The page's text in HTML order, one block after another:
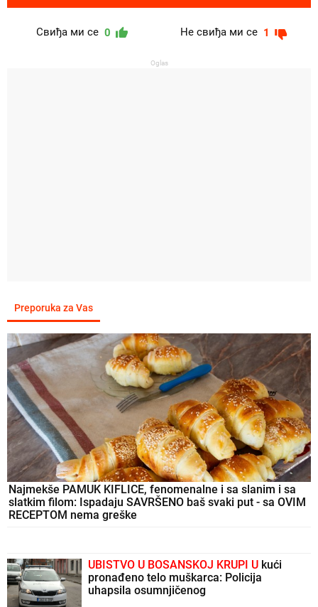
Свиђа ми се 0 Не свиђа ми се 1
Oglas
Preporuka za Vas
Najmekše PAMUK KIFLICE, fenomenalne i sa slanim i sa
slatkim filom: Ispadaju SAVRŠENO baš svaki put - sa OVIM
RECEPTOM nema greške
UBISTVO U BOSANSKOJ KRUPI U kući
pronađeno telo muškarca: Policija
uhapsila osumnjičenog